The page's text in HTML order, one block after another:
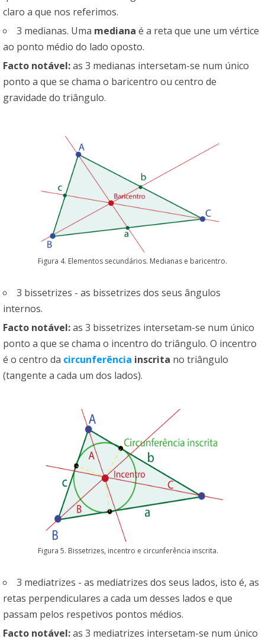
claro a que nos referimos.
3 medianas. Uma mediana é a reta que une um vértice
ao ponto médio do lado oposto.
Facto notável:as 3 medianas intersetam-se num único
ponto a que se chama o baricentro ou centro de
gravidade do triângulo.
Figura 4. Elementos secundários. Medianas e baricentro.
3 bissetrizes - as bissetrizes dos seus ângulos
internos.
Facto notável:as 3 bissetrizes intersetam-se num único
ponto a que se chama o incentro do triângulo. O incentro
é o centro da circunferência inscrita no triângulo
(tangente a cada um dos lados).
Figura 5. Bissetrizes, incentro e circunferência inscrita.
3 mediatrizes - as mediatrizes dos seus lados, isto é, as
retas perpendiculares a cada um desses lados e que
passam pelos respetivos pontos médios.
Facto notável:as 3 mediatrizes intersetam-se num único